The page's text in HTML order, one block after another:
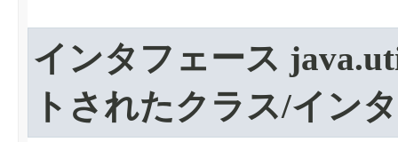
インタフェース
トされたクラス/イン